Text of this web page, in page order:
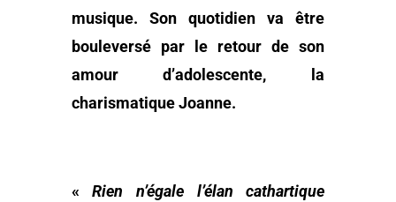
musique. Son quotidien va être
bouleversé par le retour de son
amour d’adolescente, la
charismatique Joanne.
«Rien n’égale l’élan cathartique